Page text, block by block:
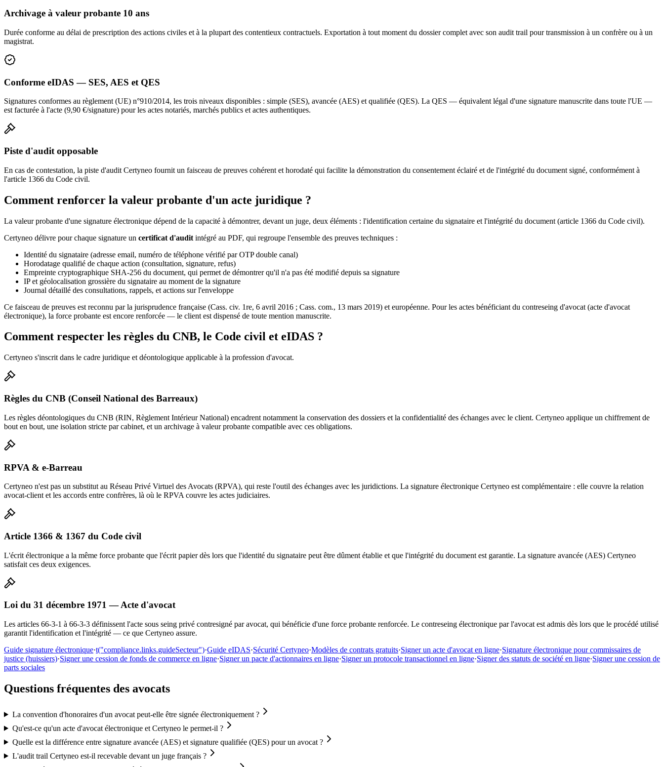
Archivage à valeur probante 10 ans
Durée conforme au délai de prescription des actions civiles et à la plupart des contentieux contractuels. Exportation à tout moment du dossier complet avec son audit trail pour transmission à un confrère ou à un
magistrat.
Conforme eIDAS — SES, AES et QES
Signatures conformes au règlement (UE) n°910/2014, les trois niveaux disponibles : simple (SES), avancée (AES) et qualifiée (QES). La QES — équivalent légal d'une signature manuscrite dans toute l'UE —
est facturée à l'acte (9,90 €/signature) pour les actes notariés, marchés publics et actes authentiques.
Piste d'audit opposable
En cas de contestation, la piste d'audit Certyneo fournit un faisceau de preuves cohérent et horodaté qui facilite la démonstration du consentement éclairé et de l'intégrité du document signé, conformément à
l'article 1366 du Code civil.
Comment renforcer la valeur probante d'un acte juridique ?
La valeur probante d'une signature électronique dépend de la capacité à démontrer, devant un juge, deux éléments : l'identification certaine du signataire et l'intégrité du document (article 1366 du Code civil).
Certyneo délivre pour chaque signature un certificat d'audit intégré au PDF, qui regroupe l'ensemble des preuves techniques :
Identité du signataire (adresse email, numéro de téléphone vérifié par OTP double canal)
Horodatage qualifié de chaque action (consultation, signature, refus)
Empreinte cryptographique SHA-256 du document, qui permet de démontrer qu'il n'a pas été modifié depuis sa signature
IP et géolocalisation grossière du signataire au moment de la signature
Journal détaillé des consultations, rappels, et actions sur l'enveloppe
Ce faisceau de preuves est reconnu par la jurisprudence française (Cass. civ. 1re, 6 avril 2016 ; Cass. com., 13 mars 2019) et européenne. Pour les actes bénéficiant du contreseing d'avocat (acte d'avocat
électronique), la force probante est encore renforcée — le client est dispensé de toute mention manuscrite.
Comment respecter les règles du CNB, le Code civil et eIDAS ?
Certyneo s'inscrit dans le cadre juridique et déontologique applicable à la profession d'avocat.
Règles du CNB (Conseil National des Barreaux)
Les règles déontologiques du CNB (RIN, Règlement Intérieur National) encadrent notamment la conservation des dossiers et la confidentialité des échanges avec le client. Certyneo applique un chiffrement de
bout en bout, une isolation stricte par cabinet, et un archivage à valeur probante compatible avec ces obligations.
RPVA & e-Barreau
Certyneo n'est pas un substitut au Réseau Privé Virtuel des Avocats (RPVA), qui reste l'outil des échanges avec les juridictions. La signature électronique Certyneo est complémentaire : elle couvre la relation
avocat-client et les accords entre confrères, là où le RPVA couvre les actes judiciaires.
Article 1366 & 1367 du Code civil
L'écrit électronique a la même force probante que l'écrit papier dès lors que l'identité du signataire peut être dûment établie et que l'intégrité du document est garantie. La signature avancée (AES) Certyneo
satisfait ces deux exigences.
Loi du 31 décembre 1971 — Acte d'avocat
Les articles 66-3-1 à 66-3-3 définissent l'acte sous seing privé contresigné par avocat, qui bénéficie d'une force probante renforcée. Le contreseing électronique par l'avocat est admis dès lors que le procédé utilisé
garantit l'identification et l'intégrité — ce que Certyneo assure.
Guide signature électronique·t("compliance.links.guideSecteur")·Guide eIDAS·Sécurité Certyneo·Modèles de contrats gratuits·Signer un acte d'avocat en ligne·Signature électronique pour commissaires de
justice (huissiers)·Signer une cession de fonds de commerce en ligne·Signer un pacte d'actionnaires en ligne·Signer un protocole transactionnel en ligne·Signer des statuts de société en ligne·Signer une cession de
parts sociales
Questions fréquentes des avocats
La convention d'honoraires d'un avocat peut-elle être signée électroniquement ?
Qu'est-ce qu'un acte d'avocat électronique et Certyneo le permet-il ?
Quelle est la différence entre signature avancée (AES) et signature qualifiée (QES) pour un avocat ?
L'audit trail Certyneo est-il recevable devant un juge français ?